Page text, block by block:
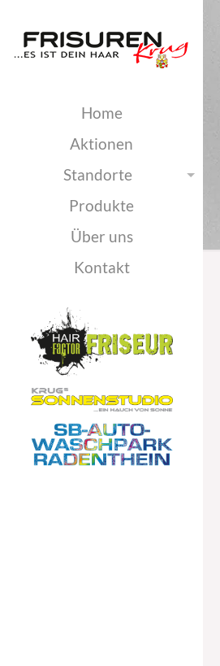
Home
Aktionen
Standorte
Produkte
Über uns
Kontakt